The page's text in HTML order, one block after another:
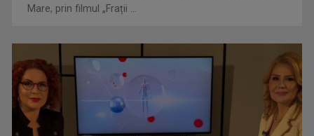
Visul începe la „Vedeta Familiei”! Au început înscrierile
Mare, prin filmul „Frații ...